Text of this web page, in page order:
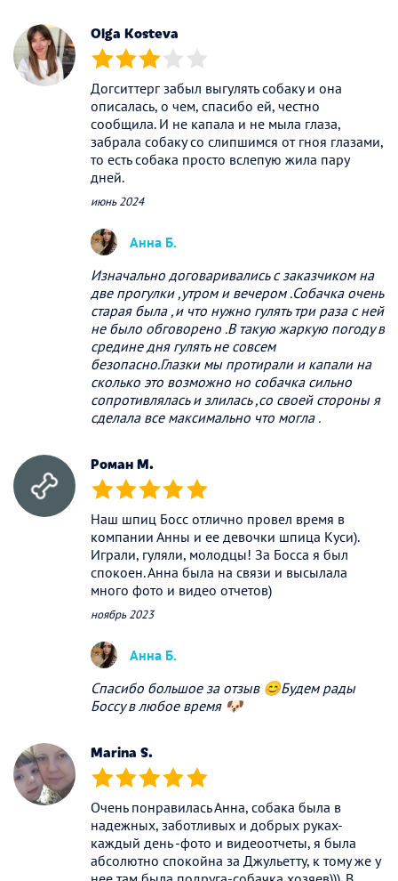
Olga Kosteva
(*) (*) (*) ( ) ( )
Догситтерг забыл выгулять собаку и она
описалась, о чем, спасибо ей, честно
сообщила. И не капала и не мыла глаза,
забрала собаку со слипшимся от гноя глазами,
то есть собака просто вслепую жила пару
дней.
июнь 2024
Анна Б.
Изначально договаривались с заказчиком на
две прогулки ,утром и вечером .Собачка очень
старая была ,и что нужно гулять три раза с ней
не было обговорено .В такую жаркую погоду в
средине дня гулять не совсем
безопасно.Глазки мы протирали и капали на
сколько это возможно но собачка сильно
сопротивлялась и злилась ,со своей стороны я
сделала все максимально что могла .
Роман М.
(*) (*) (*) (*) (*)
Наш шпиц Босс отлично провел время в
компании Анны и ее девочки шпица Куси).
Играли, гуляли, молодцы! За Босса я был
спокоен. Анна была на связи и высылала
много фото и видео отчетов)
ноябрь 2023
Анна Б.
Спасибо большое за отзыв 😊Будем рады
Боссу в любое время 🐶
Marina S.
(*) (*) (*) (*) (*)
Очень понравилась Анна, собака была в
надежных, заботливых и добрых руках-
каждый день -фото и видеоотчеты, я была
абсолютно спокойна за Джульетту, к тому же у